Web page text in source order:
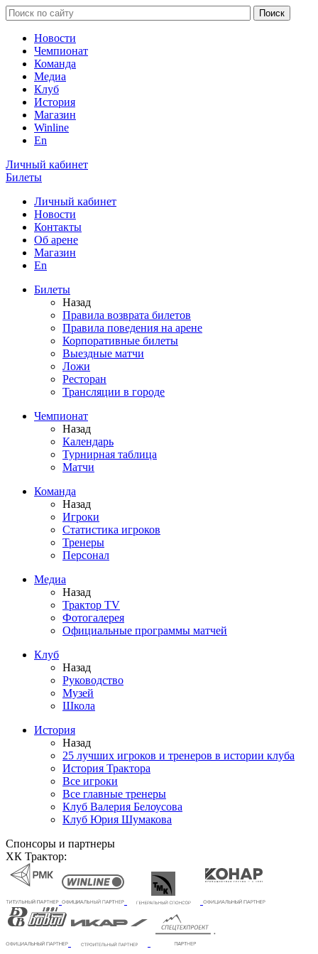
Новости
Чемпионат
Команда
Медиа
Клуб
История
Магазин
Winline
En
Личный кабинет
Билеты
Личный кабинет
Новости
Контакты
Об арене
Магазин
En
Билеты
Назад
Правила возврата билетов
Правила поведения на арене
Корпоративные билеты
Выездные матчи
Ложи
Ресторан
Трансляции в городе
Чемпионат
Назад
Календарь
Турнирная таблица
Матчи
Команда
Назад
Игроки
Статистика игроков
Тренеры
Персонал
Медиа
Назад
Трактор TV
Фотогалерея
Официальные программы матчей
Клуб
Назад
Руководство
Музей
Школа
История
Назад
25 лучших игроков и тренеров в истории клуба
История Трактора
Все игроки
Все главные тренеры
Клуб Валерия Белоусова
Клуб Юрия Шумакова
Спонсоры и партнеры
ХК Трактор: